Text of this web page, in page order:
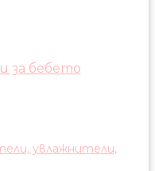
за бебето
увлажнители,